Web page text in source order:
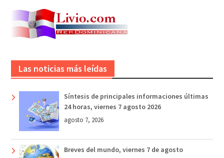
Las noticias más leídas
Síntesis de principales informaciones últimas
24 horas, viernes 7 agosto 2026
agosto 7, 2026
Breves del mundo, viernes 7 de agosto